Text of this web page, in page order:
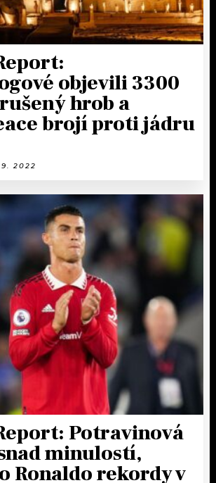
objevili 3300
hrob a
brojí proti jádru
2022
Potravinová
minulostí,
Ronaldo rekordy v